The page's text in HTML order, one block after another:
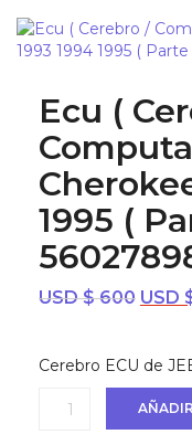
¡OFERTA!
Ecu (
1995 (
USD $600 El
era:
USD
$ 600.
USD
Cerebro ECU de